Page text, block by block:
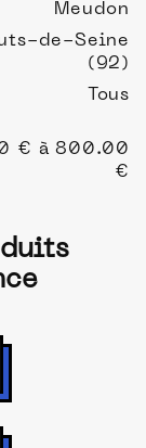
Meudon
de-Seine
(92)
Tous
€ à 800.00
€